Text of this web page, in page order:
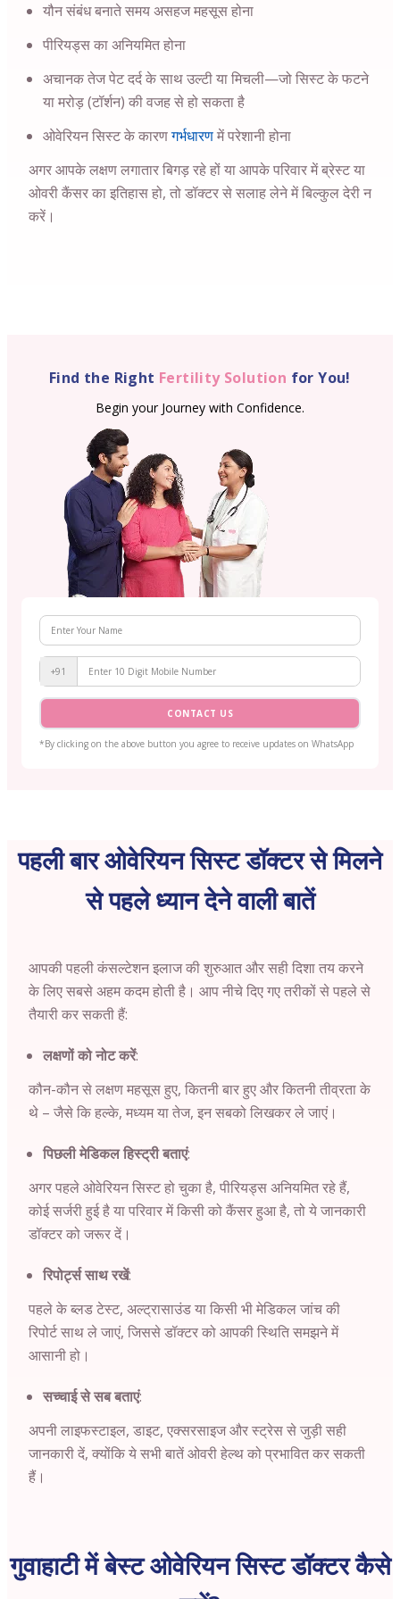
यौन संबंध बनाते समय असहज महसूस होना
पीरियड्स का अनियमित होना
अचानक तेज पेट दर्द के साथ उल्टी या मिचली—जो सिस्ट के फटने
या मरोड़ (टॉर्शन) की वजह से हो सकता है
ओवेरियन सिस्ट के कारणगर्भधारणमें परेशानी होना
अगर आपके लक्षण लगातार बिगड़ रहे हों या आपके परिवार में ब्रेस्ट या
ओवरी कैंसर का इतिहास हो, तो डॉक्टर से सलाह लेने में बिल्कुल देरी न
करें।
Find the Right Fertility Solution for You!
Begin your Journey with Confidence.
+91
CONTACT US
*By clicking on the above button you agree to receive updates on WhatsApp
पहली बार ओवेरियन सिस्ट डॉक्टर से मिलने
से पहले ध्यान देने वाली बातें
आपकी पहली कंसल्टेशन इलाज की शुरुआत और सही दिशा तय करने
के लिए सबसे अहम कदम होती है। आप नीचे दिए गए तरीकों से पहले से
तैयारी कर सकती हैं:
लक्षणों को नोट करें:
कौन-कौन से लक्षण महसूस हुए, कितनी बार हुए और कितनी तीव्रता के
थे – जैसे कि हल्के, मध्यम या तेज, इन सबको लिखकर ले जाएं।
पिछली मेडिकल हिस्ट्री बताएं:
अगर पहले ओवेरियन सिस्ट हो चुका है, पीरियड्स अनियमित रहे हैं,
कोई सर्जरी हुई है या परिवार में किसी को कैंसर हुआ है, तो ये जानकारी
डॉक्टर को जरूर दें।
रिपोर्ट्स साथ रखें:
पहले के ब्लड टेस्ट, अल्ट्रासाउंड या किसी भी मेडिकल जांच की
रिपोर्ट साथ ले जाएं, जिससे डॉक्टर को आपकी स्थिति समझने में
आसानी हो।
सच्चाई से सब बताएं:
अपनी लाइफस्टाइल, डाइट, एक्सरसाइज और स्ट्रेस से जुड़ी सही
जानकारी दें, क्योंकि ये सभी बातें ओवरी हेल्थ को प्रभावित कर सकती
हैं।
गुवाहाटी में बेस्ट ओवेरियन सिस्ट डॉक्टर कैसे